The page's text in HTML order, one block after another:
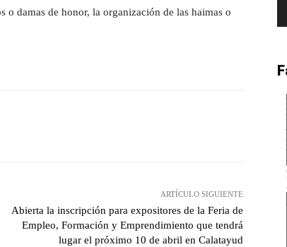
o damas de honor, la organización de las haimas o
ARTÍCULO SIGUIENTE
Abierta la inscripción para expositores de la Feria de
Empleo, Formación y Emprendimiento que tendrá
lugar el próximo 10 de abril en Calatayud